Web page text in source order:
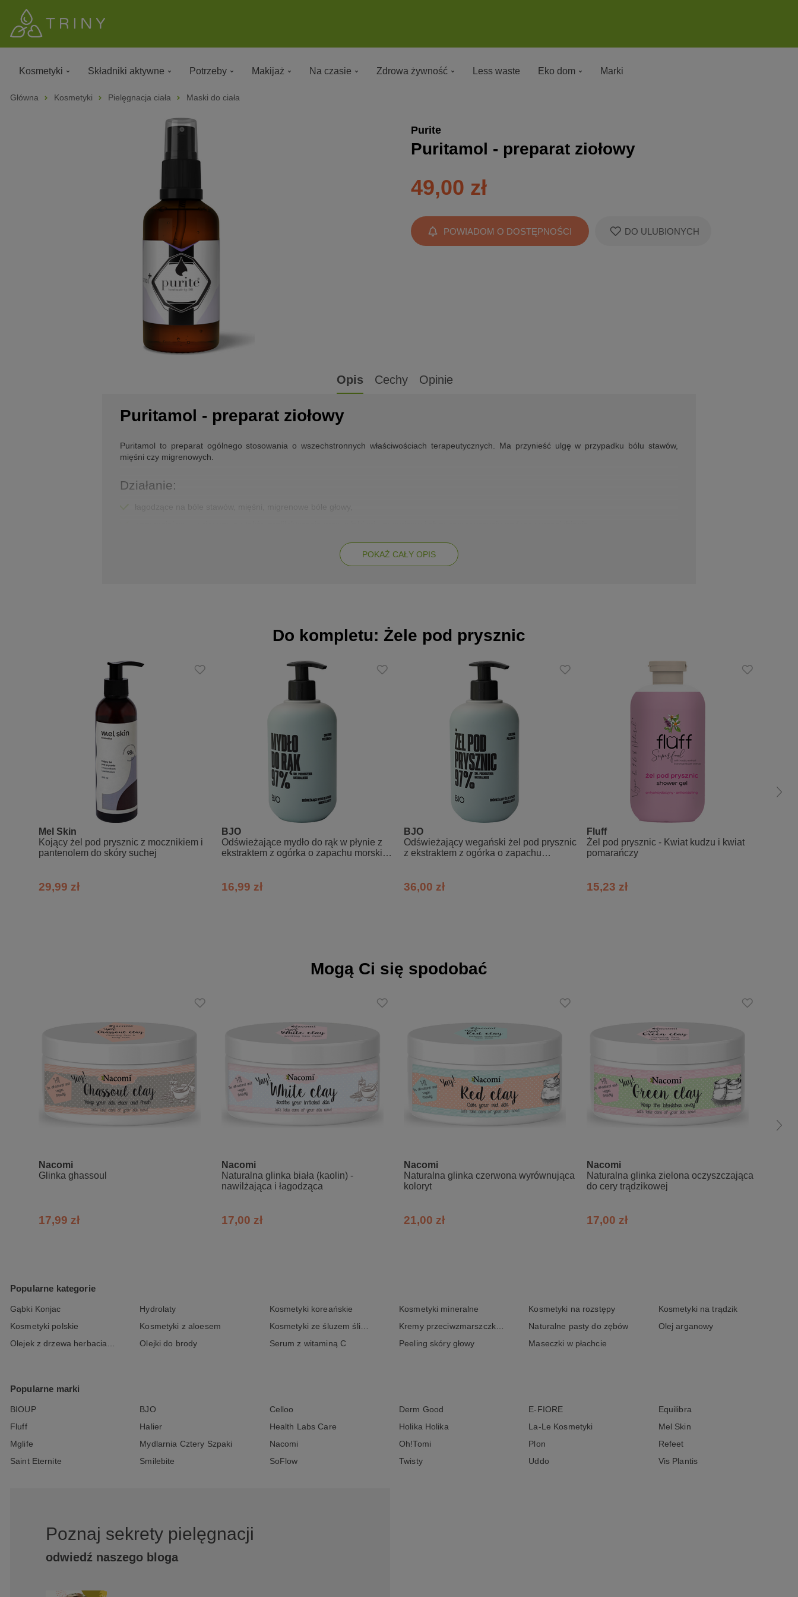
Kosmetyki Składniki aktywne Potrzeby Makijaż Na czasie Zdrowa żywność Less waste Eko dom Marki
Główna Kosmetyki Pielęgnacja ciała Maski do ciała
Purite
Puritamol - preparat ziołowy
49,00 zł
POWIADOM O DOSTĘPNOŚCI DO ULUBIONYCH
Opis Cechy Opinie
Puritamol - preparat ziołowy
Puritamol to preparat ogólnego stosowania o wszechstronnych właściwościach terapeutycznych. Ma przynieść ulgę w przypadku bólu stawów,
mięśni czy migrenowych.
Działanie:
zastosowany bezpośrednio, punktowo na tworzące się zmiany skórne, działa antybakteryjnie; uśmierza pieczenie i swędzenie skóry po
super składniki, które czynią Puritamol tak wszechstronnym preparatem, to znane i cenione w ziołolecznictwie rośliny i zioła, źródło
fitohormonów, minerałów i makro- oraz mikroelementów,
nie zawiera chemicznych konserwantów, sztucznych aromatów i barwników,
produkt wegański.
Sposób użycia:
W celu poprawy złego samopoczucia miejsca zmienione chorobowo spryskać niewielką ilością preparatu z odległości 10 cm. Spray chłodzi. Aby
uzyskać efekt rozgrzania, należy go energicznie wetrzeć. Z uwagi na zawartość alkoholu omijać powierzchnie uszkodzone (m.in. poparzenia,
otwarte rany, wysypka) oraz okolice oczu. Nie używać w przypadku nadwrażliwości na którykolwiek ze składników produktu! Przechowywać w
miejscu niedostępnym dla małych dzieci. NIE SPOŻYWAĆ.
Obecność „osadu” na powierzchni i wewnątrz preparatu nie jest objawem zepsucia. Przed użyciem wstrząsnąć.
Skład INCI:
Tilia Sylvestris (Linden) Flower Water, Ethanol (Ethyl Alcohol), Vaccinium Corymbosum (Blueberry) Fruits, Chamomilla Recutita Flower, Urtica Dioica
(Nettle) Leaf, Salvia Officinalis (Sage) Leaf, Calendula Officinalis Flower, Melissa Officinalis Leaf, Lavendula Angustifolia Flower, Glycerin, Essential
oils: Melissa Officinalis Leaf Oil, Lavandula Angustifolia (Lavender) Oil, Melaleuca Alternifolia (Tea Tree) Leaf Oil, Cananga Odorata (Ylang Ylang)
POKAŻ CAŁY OPIS
Do kompletu: Żele pod prysznic
Mel Skin
Kojący żel pod prysznic z mocznikiem i
pantenolem do skóry suchej
29,99 zł
BJO
Odświeżające mydło do rąk w płynie z
ekstraktem z ogórka o zapachu morskiej
16,99 zł
BJO
Odświeżający wegański żel pod prysznic
z ekstraktem z ogórka o zapachu
36,00 zł
Fluff
Żel pod prysznic - Kwiat kudzu i kwiat
pomarańczy
15,23 zł
Mogą Ci się spodobać
Nacomi
Glinka ghassoul
17,99 zł
Nacomi
Naturalna glinka biała (kaolin) -
nawilżająca i łagodząca
17,00 zł
Nacomi
Naturalna glinka czerwona wyrównująca
koloryt
21,00 zł
Nacomi
Naturalna glinka zielona oczyszczająca
do cery trądzikowej
17,00 zł
Popularne kategorie
Gąbki Konjac Hydrolaty Kosmetyki koreańskie Kosmetyki mineralne Kosmetyki na rozstępy
Kosmetyki na trądzik
Kosmetyki polskie
Kosmetyki z aloesem Kosmetyki ze śluzem ślimaka Kremy przeciwzmarszczkowe Naturalne pasty do zębów
Olej arganowy
Olejek z drzewa herbacianego
Olejki do brody Serum z witaminą C Peeling skóry głowy Maseczki w płachcie
Popularne marki
BIOUP BJO Celloo Derm Good E-FIORE
Equilibra
Fluff
Halier Health Labs Care Holika Holika La-Le Kosmetyki
Mel Skin
Mglife
Mydlarnia Cztery Szpaki Nacomi Oh!Tomi Plon
Refeet
Saint Eternite
Smilebite SoFlow Twisty Uddo Vis Plantis
Poznaj sekrety pielęgnacji
odwiedź naszego bloga